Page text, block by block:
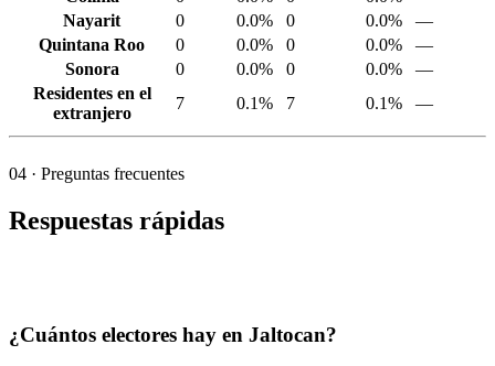
Nayarit
0 0.0% 0 0.0%
—
Quintana Roo
0 0.0% 0 0.0%
—
Sonora
0 0.0% 0 0.0%
—
Residentes en el
extranjero
7 0.1% 7 0.1% —
04 · Preguntas frecuentes
Respuestas rápidas
¿Cuántos electores hay en Jaltocan?